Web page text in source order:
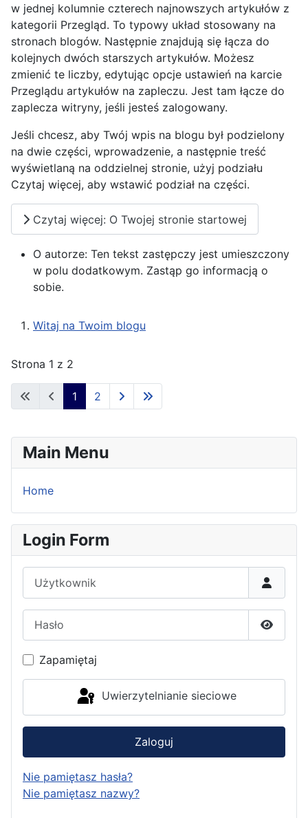
w jednej kolumnie czterech najnowszych artykułów z
kategorii Przegląd. To typowy układ stosowany na
stronach blogów. Następnie znajdują się łącza do
kolejnych dwóch starszych artykułów. Możesz
zmienić te liczby, edytując opcje ustawień na karcie
Przeglądu artykułów na zapleczu. Jest tam łącze do
zaplecza witryny, jeśli jesteś zalogowany.
Jeśli chcesz, aby Twój wpis na blogu był podzielony
na dwie części, wprowadzenie, a następnie treść
wyświetlaną na oddzielnej stronie, użyj podziału
Czytaj więcej, aby wstawić podział na części.
Czytaj więcej: O Twojej stronie startowej
O autorze: Ten tekst zastępczy jest umieszczony
w polu dodatkowym. Zastąp go informacją o
sobie.
Witaj na Twoim blogu
Strona 1 z 2
1 2
Main Menu
Home
Login Form
Pokaż
Zapamiętaj
Uwierzytelnianie sieciowe
Zaloguj
Nie pamiętasz hasła?
Nie pamiętasz nazwy?